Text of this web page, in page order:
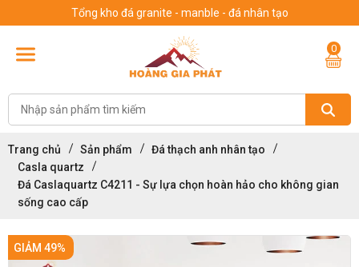
Tổng kho đá granite - manble - đá nhân tạo
0
Trang chủ Sản phẩm
Đá thạch anh nhân tạo
Casla quartz
Đá Caslaquartz C4211 - Sự lựa chọn hoàn hảo cho không gian
sống cao cấp
GIẢM 49%